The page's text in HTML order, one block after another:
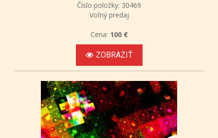
Číslo položky: 30469
Voľný predaj
Cena: 100 €
ZOBRAZIŤ